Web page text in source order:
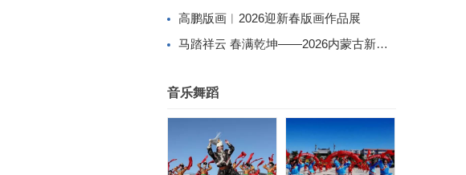
高鹏版画︱2026迎新春版画作品展
马踏祥云 春满乾坤——2026内蒙古新春民间工艺美术线上展（三）
音乐舞蹈